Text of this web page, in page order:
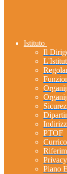
Istituto
Il
PTOF
Piano